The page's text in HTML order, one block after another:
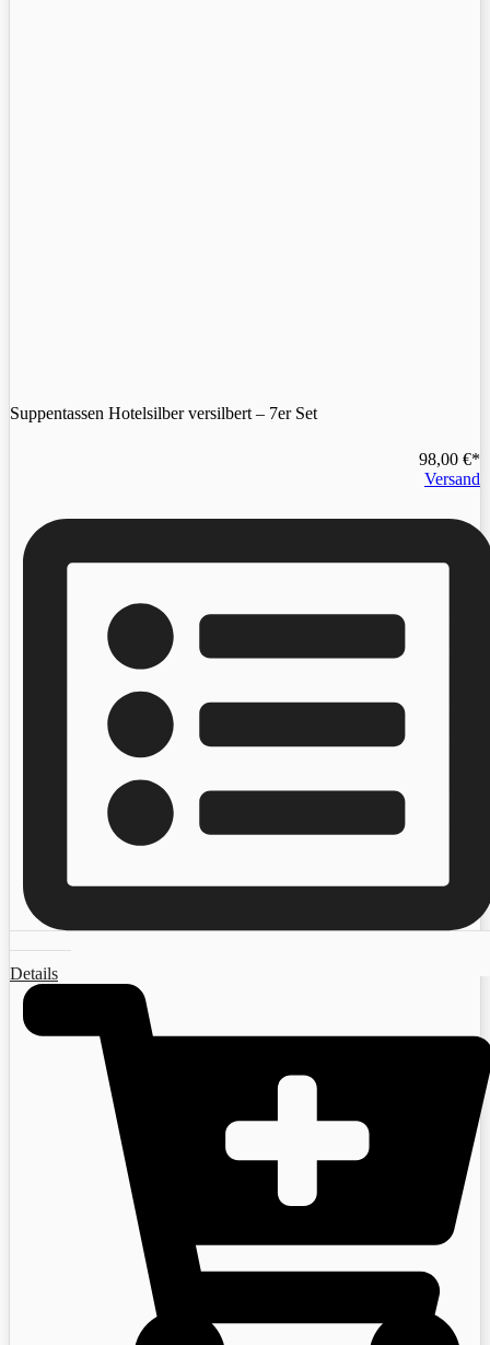
Suppentassen Hotelsilber versilbert – 7er Set
98,00 €
Versand
Details